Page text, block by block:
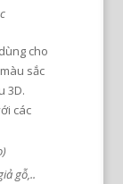
cho
sắc
3D.
các
gỗ,..